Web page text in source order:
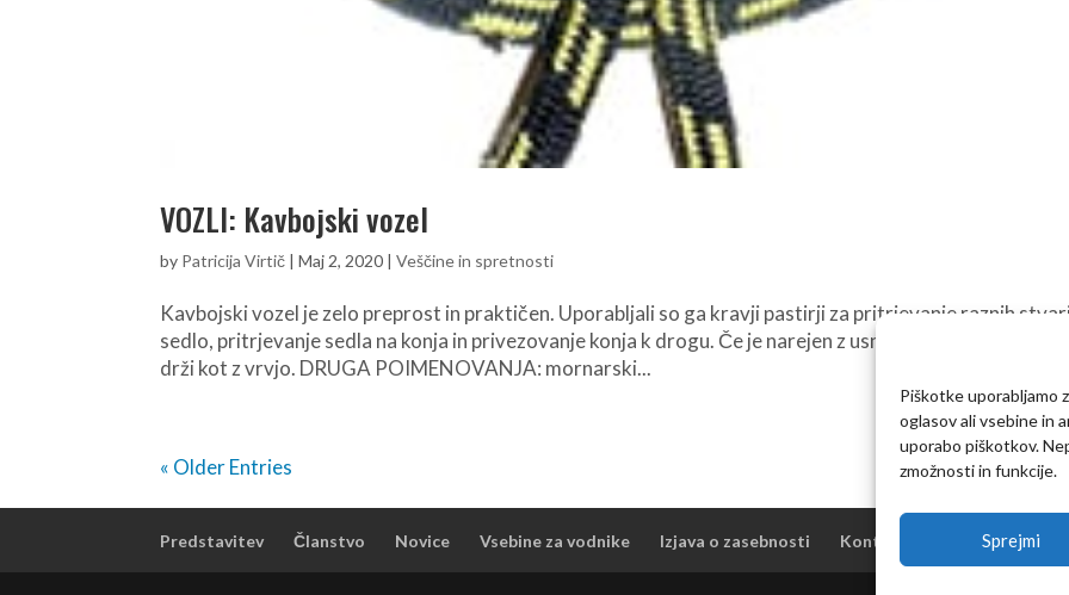
Piškotke uporabljamo
oglasov ali vsebine in
uporabo piškotkov.
zmožnosti in funkcije.
Sprejmi
VOZLI: Kavbojski vozel
by Patricija Virtič |Maj 2, 2020 |Veščine in spretnosti
Kavbojski vozel je zelo preprost in praktičen. Uporabljali so ga kravji pastirji za pritrjevanje raznih
sedlo, pritrjevanje sedla na konja in privezovanje konja k drogu. Če je narejen z usnjenim jermenom,
drži kot z vrvjo. DRUGA POIMENOVANJA: mornarski...
« Older Entries
Predstavitev Članstvo Novice Vsebine za vodnike Izjava o zasebnosti Kontakt